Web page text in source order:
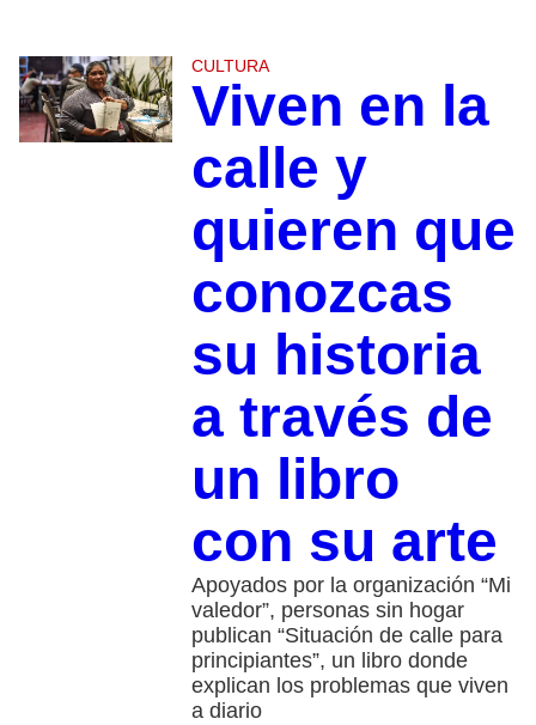
CULTURA
Viven en la
calle y
quieren que
conozcas
su historia
a través de
un libro
con su arte
Apoyados por la organización “Mi
valedor”, personas sin hogar
publican “Situación de calle para
principiantes”, un libro donde
explican los problemas que viven
a diario